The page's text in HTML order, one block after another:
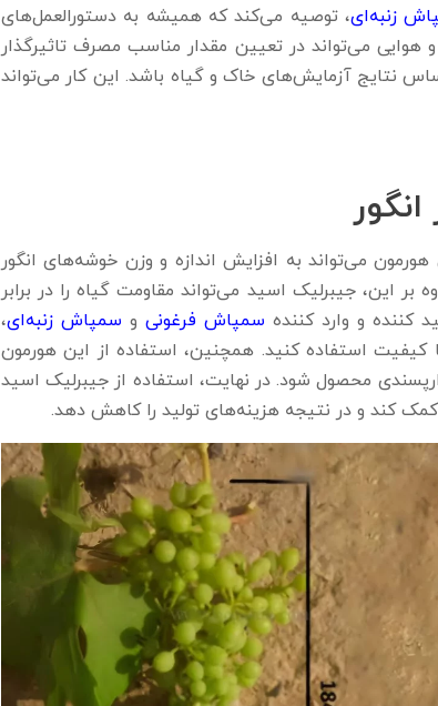
زنبه‌ای، توصیه می‌کند که همیشه به دستورالعمل‌های
می‌تواند در تعیین مقدار مناسب مصرف تاثیرگذار
نتایج آزمایش‌های خاک و گیاه باشد. این کار می‌تواند
می‌تواند به افزایش اندازه و وزن خوشه‌های انگور
این، جیبرلیک اسید می‌تواند مقاومت گیاه را در برابر
کننده و وارد کننده سمپاش فرغونی و سمپاش زنبه‌ای،
کیفیت استفاده کنید. همچنین، استفاده از این هورمون
محصول شود. در نهایت، استفاده از جیبرلیک اسید
کمک کند و در نتیجه هزینه‌های تولید را کاهش دهد.